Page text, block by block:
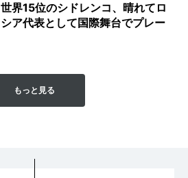
世界15位のシドレンコ、晴れてロ
シア代表として国際舞台でプレー
もっと見る